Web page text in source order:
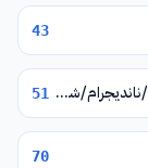
43
بوغرا/جابتالي/نانديجرام/شيربور 51
70